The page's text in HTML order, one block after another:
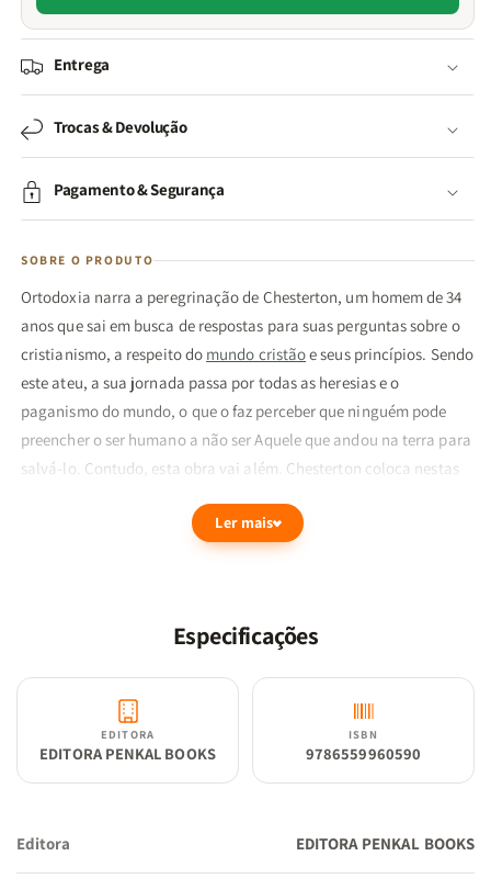
Entrega
Trocas & Devolução
Pagamento & Segurança
SOBRE O PRODUTO
Ortodoxia narra a peregrinação de Chesterton, um homem de 34
anos que sai em busca de respostas para suas perguntas sobre o
cristianismo, a respeito do mundo cristãoe seus princípios. Sendo
este ateu, a sua jornada passa por todas as heresias e o
paganismo do mundo, o que o faz perceber que ninguém pode
preencher o ser humano a não ser Aquele que andou na terra para
salvá-lo. Contudo, esta obra vai além. Chesterton coloca nestas
céticos que buscam desenvolver a fé. Assim, este livro consegue
produzir uma nova perspectiva sobre o mundo cristão para os que
Ler mais
Especificações
EDITORA
EDITORA PENKAL BOOKS
ISBN
9786559960590
Editora EDITORA PENKAL BOOKS